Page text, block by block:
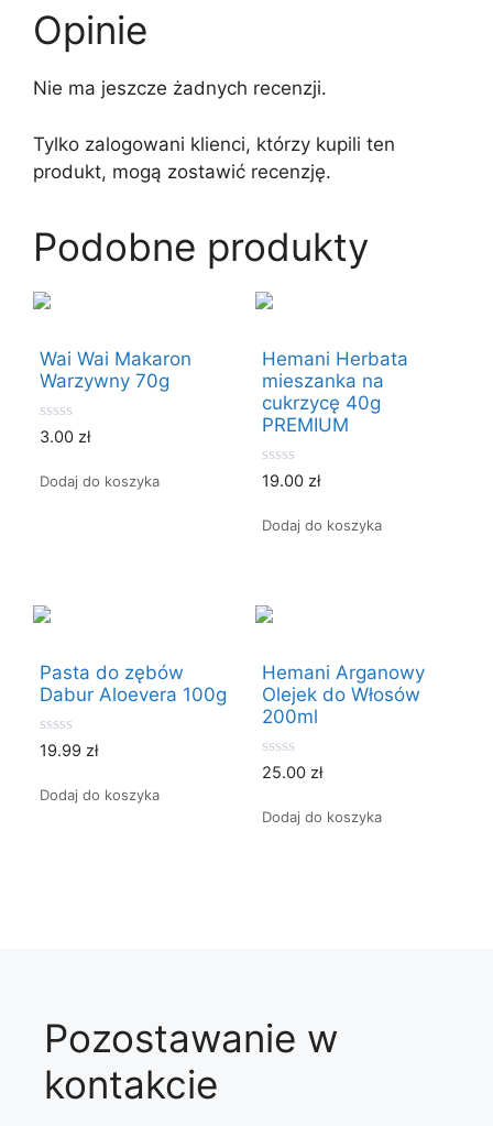
Opinie
Nie ma jeszcze żadnych recenzji.
Tylko zalogowani klienci, którzy kupili ten
produkt, mogą zostawić recenzję.
Podobne produkty
Wai Wai Makaron
Warzywny 70g
0
o
t
3.00 zł
Dodaj do koszyka
Hemani Herbata
mieszanka na
cukrzycę 40g
PREMIUM
0
t
19.00 zł
Dodaj do koszyka
Pasta do zębów
Dabur Aloevera 100g
0
t
19.99 zł
Dodaj do koszyka
Hemani Arganowy
Olejek do Włosów
200ml
0
t
25.00 zł
Dodaj do koszyka
Pozostawanie w
kontakcie